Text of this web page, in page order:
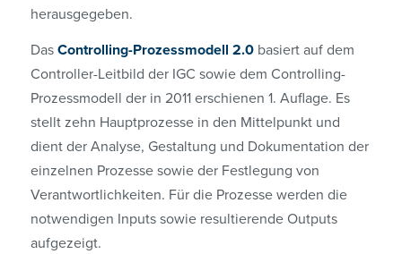
herausgegeben.
Das Controlling-Prozessmodell 2.0basiert auf dem
Controller-Leitbild der IGC sowie dem Controlling-
Prozessmodell der in 2011 erschienen 1. Auflage. Es
stellt zehn Hauptprozesse in den Mittelpunkt und
dient der Analyse, Gestaltung und Dokumentation der
einzelnen Prozesse sowie der Festlegung von
Verantwortlichkeiten. Für die Prozesse werden die
notwendigen Inputs sowie resultierende Outputs
aufgezeigt.